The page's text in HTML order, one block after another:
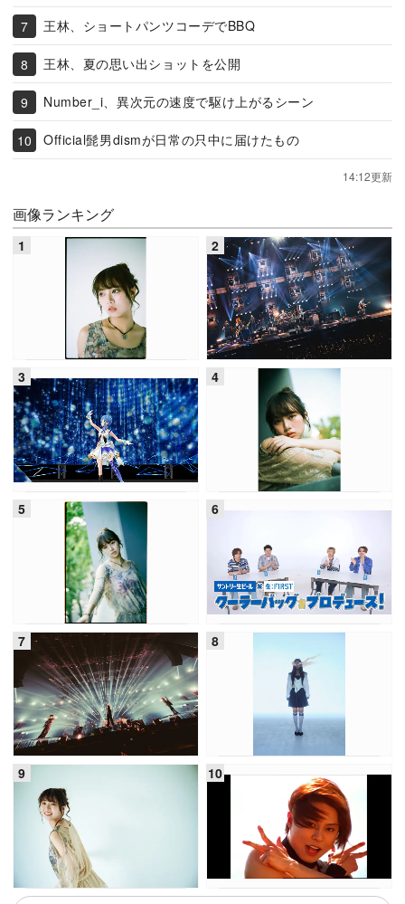
王林、ショートパンツコーデでBBQ
王林、夏の思い出ショットを公開
Number_i、異次元の速度で駆け上がるシーン
Official髭男dismが日常の只中に届けたもの
14:12更新
画像ランキング